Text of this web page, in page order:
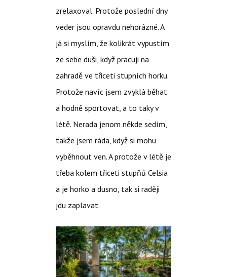
zrelaxoval. Protože poslední dny
veder jsou opravdu nehorázné. A
já si myslím, že kolikrát vypustím
ze sebe duši, když pracuji na
zahradě ve třiceti stupních horku.
Protože navíc jsem zvyklá běhat
a hodně sportovat, a to taky v
létě. Nerada jenom někde sedím,
takže jsem ráda, když si mohu
vyběhnout ven. A protože v létě je
třeba kolem třiceti stupňů Celsia
a je horko a dusno, tak si raději
jdu zaplavat.